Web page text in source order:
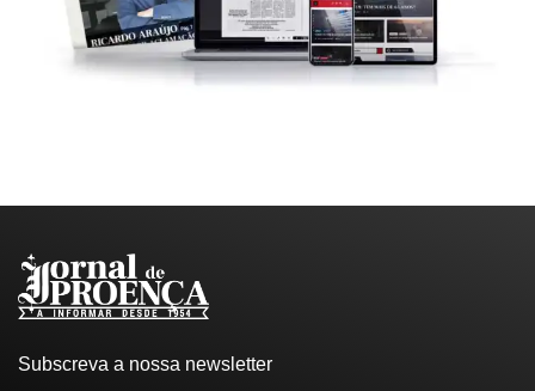
Subscreva a nossa newsletter